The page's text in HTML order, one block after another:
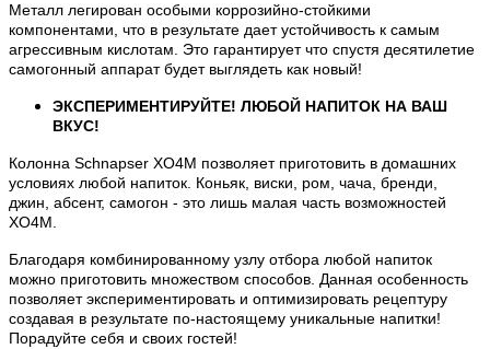
Металл легирован особыми коррозийно-стойкими
компонентами, что в результате дает устойчивость к самым
агрессивным кислотам. Это гарантирует что спустя десятилетие
самогонный аппарат будет выглядеть как новый!
ЭКСПЕРИМЕНТИРУЙТЕ! ЛЮБОЙ НАПИТОК НА ВАШ
ВКУС!
Колонна Schnapser XO4M позволяет приготовить в домашних
условиях любой напиток. Коньяк, виски, ром, чача, бренди,
джин, абсент, самогон - это лишь малая часть возможностей
XO4M.
Благодаря комбинированному узлу отбора любой напиток
можно приготовить множеством способов. Данная особенность
позволяет экспериментировать и оптимизировать рецептуру
создавая в результате по-настоящему уникальные напитки!
Порадуйте себя и своих гостей!